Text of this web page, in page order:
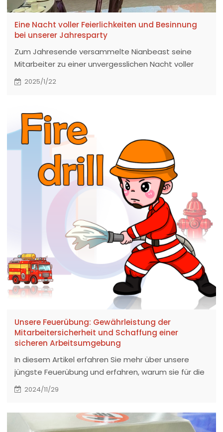
Eine Nacht voller Feierlichkeiten und Besinnung
bei unserer Jahresparty
Zum Jahresende versammelte Nianbeast seine
Mitarbeiter zu einer unvergesslichen Nacht voller
Feierlichkeiten, Besinnung und Kameradschaft bei
2025/1/22
Unsere Feuerübung: Gewährleistung der
Mitarbeitersicherheit und Schaffung einer
sicheren Arbeitsumgebung
In diesem Artikel erfahren Sie mehr über unsere
jüngste Feuerübung und erfahren, warum sie für die
Schaffung einer sicheren Arbeitsumgebung von
2024/11/29